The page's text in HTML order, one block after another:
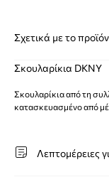
Σχετικά με το προϊόν
Σκουλαρίκια DKNY
Σκουλαρίκια από τη
κατασκευασμένο από
Λεπτομέρειες